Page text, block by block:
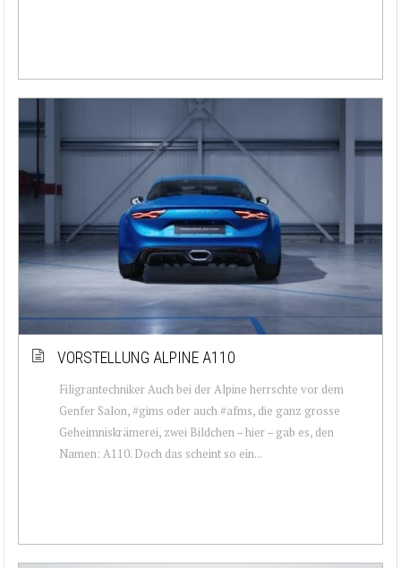
VORSTELLUNG ALPINE A110
Filigrantechniker Auch bei der Alpine herrschte vor dem
Genfer Salon, #gims oder auch #afms, die ganz grosse
Geheimniskrämerei, zwei Bildchen – hier – gab es, den
Namen: A110. Doch das scheint so ein...